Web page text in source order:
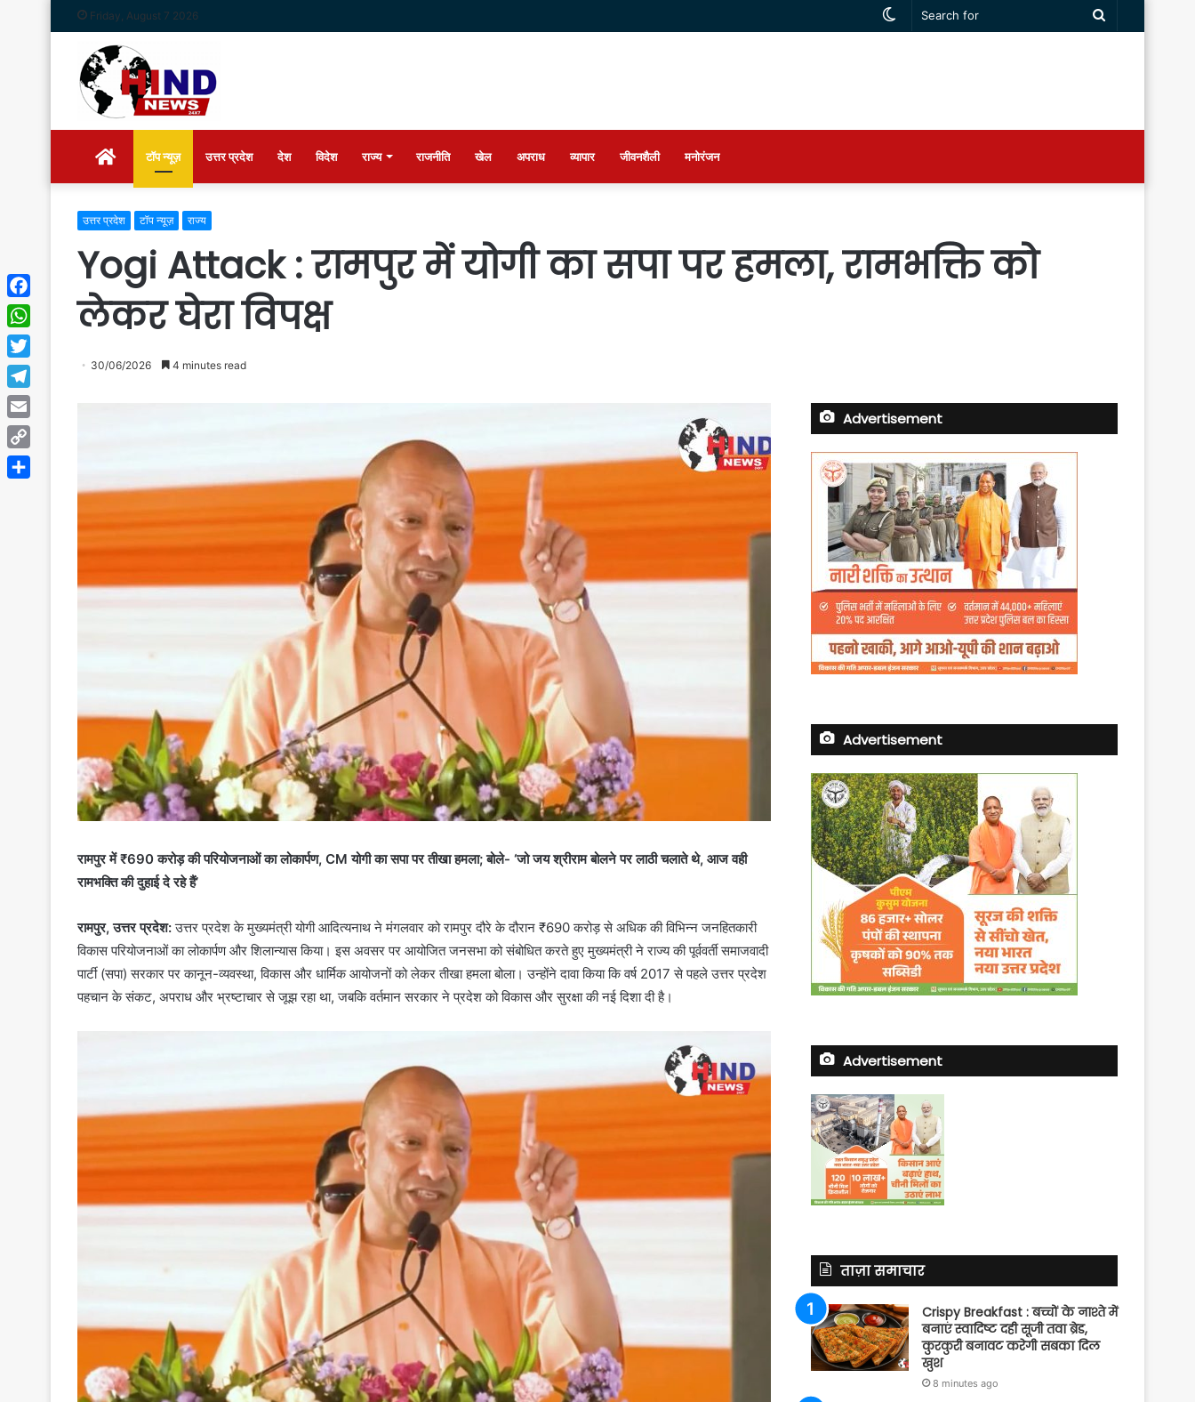
Friday, August 7 2026
Search
Switch
Homeटॉप न्यूज़ उत्तर प्रदेश देश विदेश राज्य राजनीति खेल अपराध व्यापार जीवनशैली मनोरंजन
उत्तर प्रदेश टॉप न्यूज़ राज्य
Yogi Attack : रामपुर में योगी का सपा पर हमला, रामभक्ति को
लेकर घेरा विपक्ष
30/06/2026 4 minutes read
रामपुर में ₹690 करोड़ की परियोजनाओं का लोकार्पण, CM योगी का सपा पर तीखा हमला; बोले- ‘जो जय श्रीराम बोलने पर लाठी चलाते थे, आज वही
रामभक्ति की दुहाई दे रहे हैं’
रामपुर, उत्तर प्रदेश:उत्तर प्रदेश के मुख्यमंत्री योगी आदित्यनाथ ने मंगलवार को रामपुर दौरे के दौरान ₹690 करोड़ से अधिक की विभिन्न जनहितकारी
विकास परियोजनाओं का लोकार्पण और शिलान्यास किया। इस अवसर पर आयोजित जनसभा को संबोधित करते हुए मुख्यमंत्री ने राज्य की पूर्ववर्ती समाजवादी
पार्टी (सपा) सरकार पर कानून-व्यवस्था, विकास और धार्मिक आयोजनों को लेकर तीखा हमला बोला। उन्होंने दावा किया कि वर्ष 2017 से पहले उत्तर प्रदेश
पहचान के संकट, अपराध और भ्रष्टाचार से जूझ रहा था, जबकि वर्तमान सरकार ने प्रदेश को विकास और सुरक्षा की नई दिशा दी है।
Advertisement
Advertisement
Advertisement
ताज़ा समाचार
Crispy Breakfast : बच्चों के नाश्ते में
बनाएं स्वादिष्ट दही सूजी तवा ब्रेड,
कुरकुरी बनावट करेगी सबका दिल
खुश
8 minutes ago
Facebook
WhatsApp
Twitter
Telegram
Email
Copy
Link